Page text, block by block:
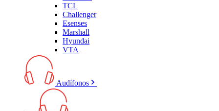
TCL
Challenger
Esenses
Marshall
Hyundai
VTA
Audífonos